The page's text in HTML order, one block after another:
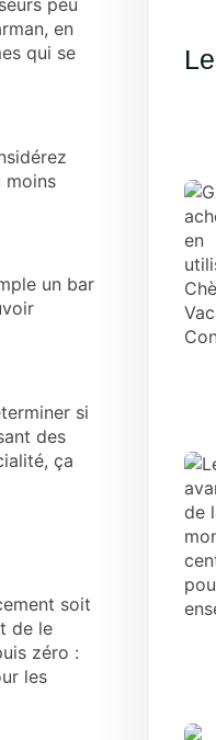
en
qui se
moins
un bar
si
des
ça
soit
de le
zéro :
les